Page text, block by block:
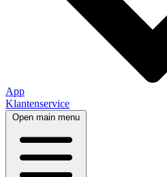
App
Klantenservice
Open main menu